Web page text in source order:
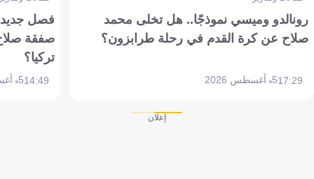
رونالدو وميسي نموذجًا.. هل تخلى محمد
صلاح عن كرة القدم في رحلة طرابزون؟
17:295 أغسطس 2026
فصل جديد
صفقة
تركيا؟
14:495 أغسطس 2026
إعلان